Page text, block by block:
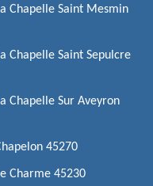
Chapelle Saint Mesmin
Chapelle Saint Sepulcre
Chapelle Sur Aveyron
45270
Charme 45230